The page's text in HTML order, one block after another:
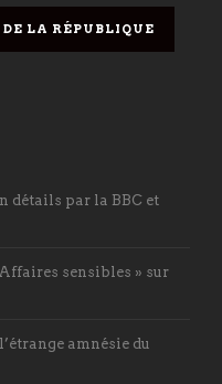
LA RÉPUBLIQUE
détails par la BBC et
sensibles » sur
amnésie du